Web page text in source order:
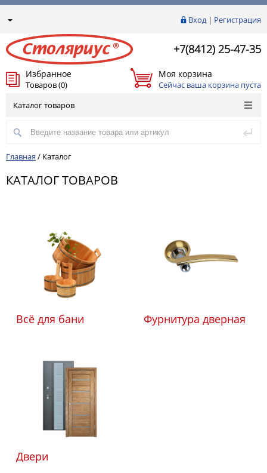
Вход| Регистрация
+7(8412) 25-47-35
Избранное
Товаров (0)
Моя корзина
Сейчас ваша корзина пуста
Каталог товаров
Главная / Каталог
КАТАЛОГ ТОВАРОВ
Всё для бани Фурнитура дверная
Двери